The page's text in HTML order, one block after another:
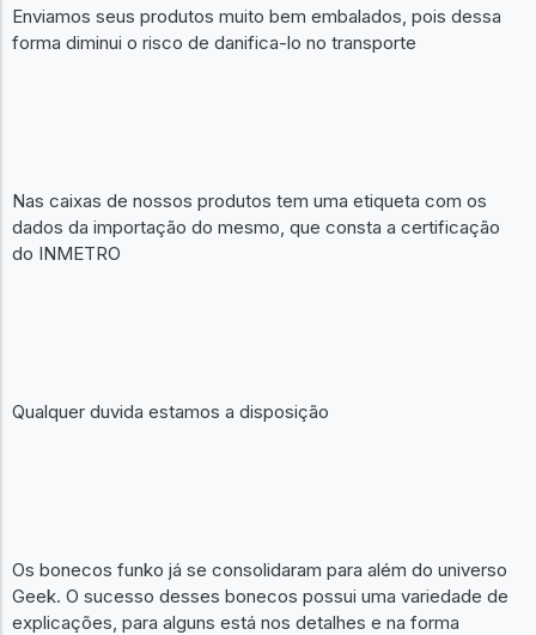
Enviamos seus produtos muito bem embalados, pois dessa
forma diminui o risco de danifica-lo no transporte
Nas caixas de nossos produtos tem uma etiqueta com os
dados da importação do mesmo, que consta a certificação
do INMETRO
Qualquer duvida estamos a disposição
Os bonecos funko já se consolidaram para além do universo
Geek. O sucesso desses bonecos possui uma variedade de
explicações, para alguns está nos detalhes e na forma